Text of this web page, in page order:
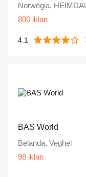
Norwegia, HEIMDAL
800 iklan
4.1
BAS World
Belanda, Veghel
98 iklan